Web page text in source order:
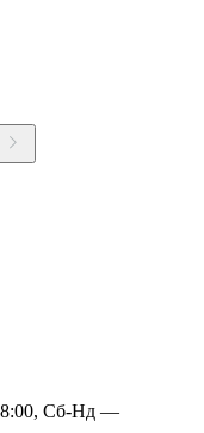
Сб-Нд —